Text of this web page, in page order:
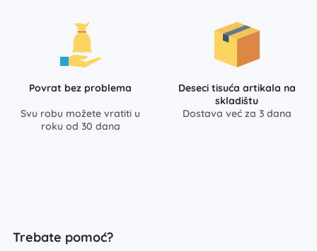
Povrat bez problema
Svu robu možete vratiti u
roku od 30 dana
Deseci tisuća artikala na
skladištu
Dostava već za 3 dana
Trebate pomoć?